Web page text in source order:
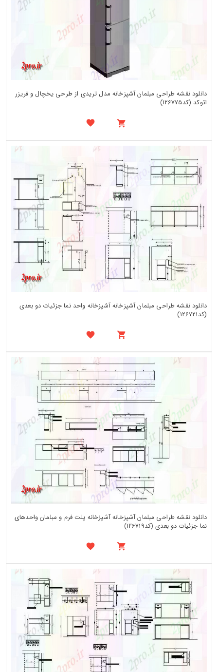
دانلود نقشه طراحی مبلمان آشپزخانه مدل تریدی از طرحی یخچال و فریزر
اتوکد (کد126775)
دانلود نقشه طراحی مبلمان آشپزخانه آشپزخانه واحد نما جزئیات دو بعدی
(کد126721)
دانلود نقشه طراحی مبلمان آشپزخانه آشپزخانه پلت فرم و مبلمان واحدهای
نما جزئیات دو بعدی (کد126719)